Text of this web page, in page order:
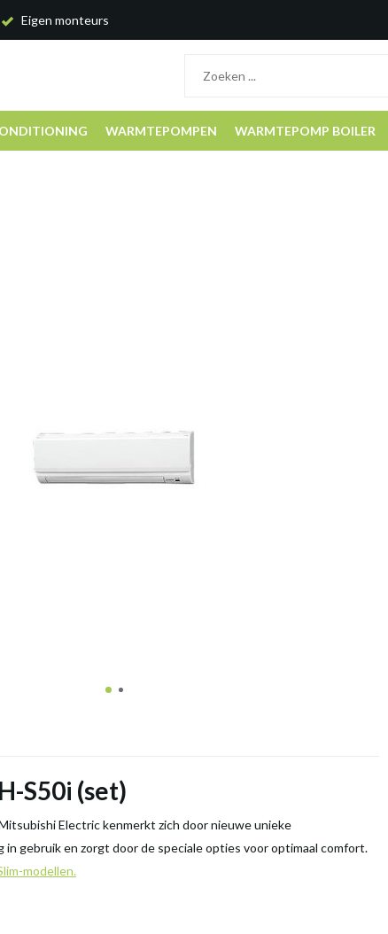
Eigen monteurs
WARMTEPOMPEN WARMTEPOMP BOILER
S50i (set)
Electric kenmerkt zich door nieuwe unieke
in gebruik en zorgt door de speciale opties voor optimaal comfort.
modellen.